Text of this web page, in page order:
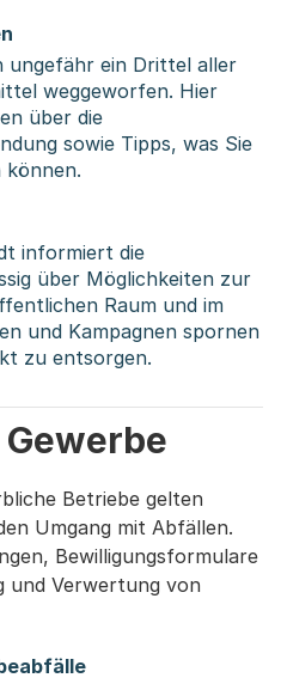
ungefähr ein Drittel aller
weggeworfen. Hier
über die
sowie Tipps, was Sie
können.
informiert die
über Möglichkeiten zur
Raum und im
und Kampagnen spornen
zu entsorgen.
Betriebe gelten
Umgang mit Abfällen.
Bewilligungsformulare
und Verwertung von